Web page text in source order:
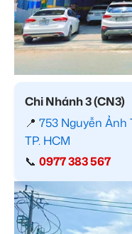
Chi Nhánh 3 (CN3)
📍 753 Nguyễn Ảnh
TP. HCM
📞 0977 383 567